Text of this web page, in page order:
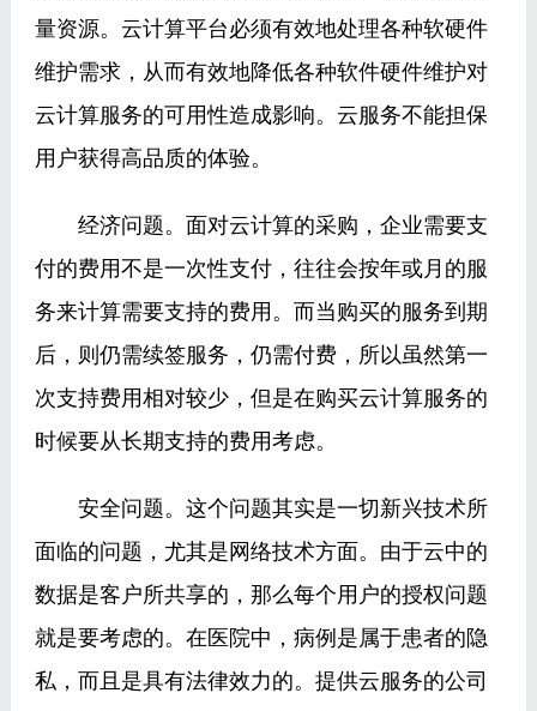
量资源。云计算平台必须有效地处理各种软硬件
维护需求，从而有效地降低各种软件硬件维护对
云计算服务的可用性造成影响。云服务不能担保
用户获得高品质的体验。
经济问题。面对云计算的采购，企业需要支
付的费用不是一次性支付，往往会按年或月的服
务来计算需要支持的费用。而当购买的服务到期
后，则仍需续签服务，仍需付费，所以虽然第一
次支持费用相对较少，但是在购买云计算服务的
时候要从长期支持的费用考虑。
安全问题。这个问题其实是一切新兴技术所
面临的问题，尤其是网络技术方面。由于云中的
数据是客户所共享的，那么每个用户的授权问题
就是要考虑的。在医院中，病例是属于患者的隐
私，而且是具有法律效力的。提供云服务的公司